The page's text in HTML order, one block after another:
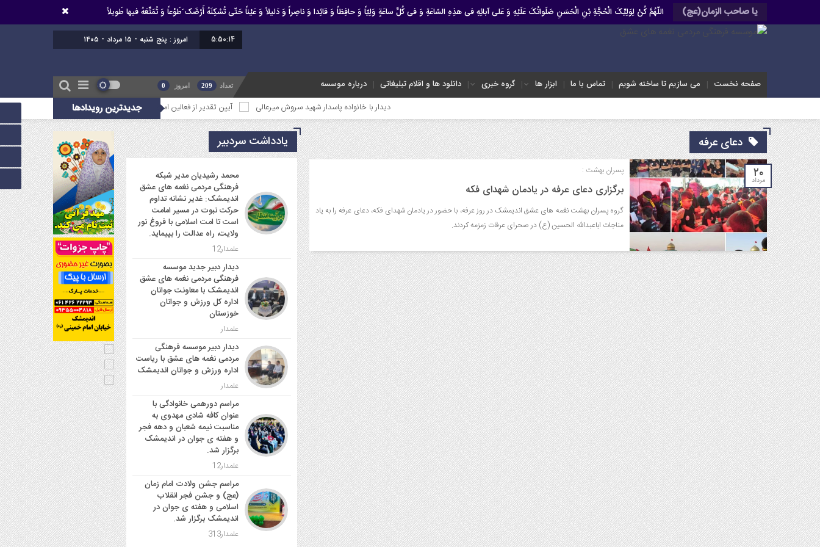
یا صاحب الزمان(عج) اللّهُمَّ کُنْ لِوَلِیِّکَ الْحُجَّةِ بْنِ الْحَسَنِ صَلَواتُکَ عَلَیْهِ وَ عَلى آبائِهِ فی هذِهِ السّاعَةِ وَ فی کُلِّ ساعَةٍ وَلِیّاً وَ حافِظاً وَ قائِدا ‏وَ ناصِراً وَ دَلیلاً وَ عَیْناً حَتّى تُسْکِنَهُ أَرْضَک َطَوْعاً وَ تُمَتِّعَهُ فیها طَویلاً
5:50:14 امروز : پنج شنبه - ۱۵ مرداد - ۱۴۰۵
صفحه نخست می سازیم تا ساخته شویم تماس با ما ابزار ها گروه خبری دانلود ها و اقلام تبلیغاتی درباره موسسه تعداد 209 امروز 0
جدیدترین رویدادها دیدار با خانواده پاسدار شهید سروش میرعالی آیین تقدیر از فعالین امر ازدواج استان خوزستان محمد رشیدیان مدیر شبکه
دعای عرفه
۲۰
مرداد
پسران بهشت :
برگزاری دعای عرفه در یادمان شهدای فکه
گروه پسران بهشت نغمه های عشق اندیمشک در روز عرفه، با حضور در یادمان شهدای فکه، دعای عرفه را به یاد
مناجات اباعبدالله الحسین (ع) در صحرای عرفات زمزمه کردند.
یادداشت سردبیر
محمد رشیدیان مدیر شبکه
فرهنگی مردمی نغمه های عشق
اندیمشک: غدیر نشانه تداوم
حرکت نبوت در مسیر امامت
است تا امت اسلامی با فروغ نور
ولایت، راه عدالت را بپیماید.
علمدار12
دیدار دبیر جدید موسسه
فرهنگی مردمی نغمه های عشق
اندیمشک با معاونت جوانان
اداره کل ورزش و جوانان
خوزستان
علمدار
دیدار دبیر موسسه فرهنگی
مردمی نغمه های عشق با ریاست
اداره ورزش و جوانان اندیمشک
علمدار
مراسم دورهمی خانوادگی با
عنوان کافه شادی مهدوی به
مناسبت نیمه شعبان و دهه فجر
و هفته ی جوان در اندیمشک
برگزار شد.
علمدار12
مراسم جشن ولادت امام زمان
(عج) و جشن فجر انقلاب
اسلامی و هفته ی جوان در
اندیمشک برگزار شد.
علمدار313